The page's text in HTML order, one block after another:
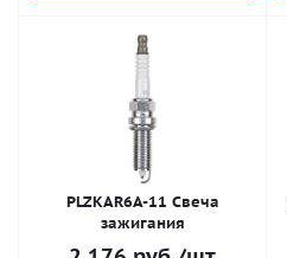
PLZKAR6A-11 Свеча
зажигания